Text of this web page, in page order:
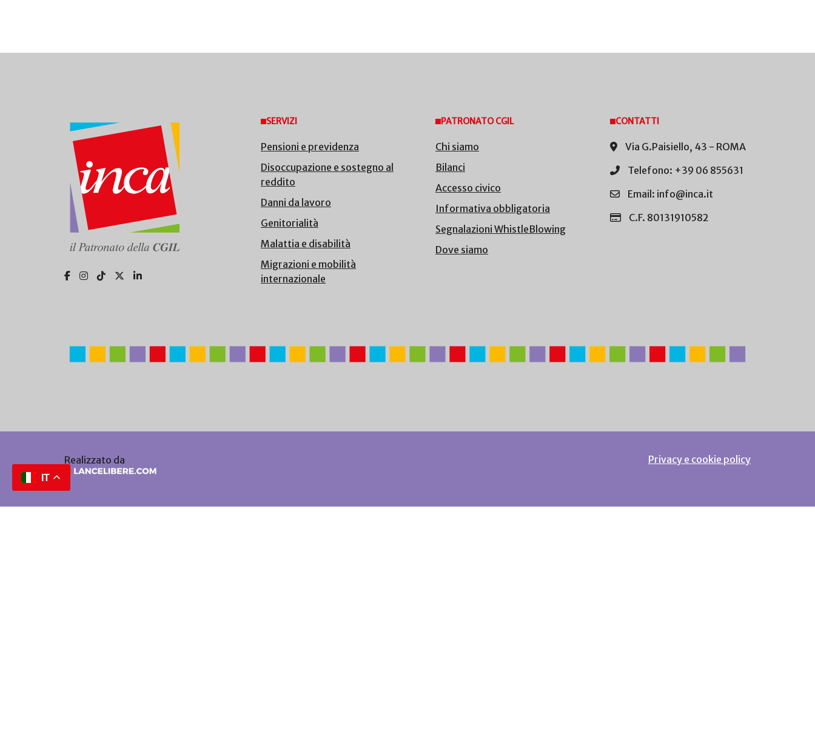
SERVIZI
Pensioni e previdenza
Disoccupazione e sostegno al
reddito
Danni da lavoro
Genitorialità
Malattia e disabilità
Migrazioni e mobilità
internazionale
PATRONATO CGIL
Chi siamo
Bilanci
Accesso civico
Informativa obbligatoria
Segnalazioni WhistleBlowing
Dove siamo
CONTATTI
Via G.Paisiello, 43 - ROMA
Telefono: +39 06 855631
Email: info@inca.it
C.F. 80131910582
Realizzato da Privacy e cookie policy
IT